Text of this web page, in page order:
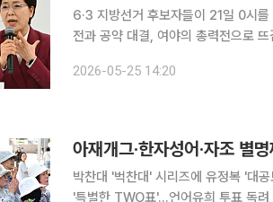
6·3 지방선거 후보자들이 21일 0시
전과 공약 대결, 여야의 총력전으로
부 출범 이후 처음 치러지는 전국 단
2026-05-25 14:20
아재개그·한자성어·자조 별
박찬대 '벅찬대' 시리즈에 유정복 '대
'특별한 TWO표'…언어유희 투표 독려 '벅찬대', '박완수검', '전투토끼', '씨감자', '호남의 사위', '특별